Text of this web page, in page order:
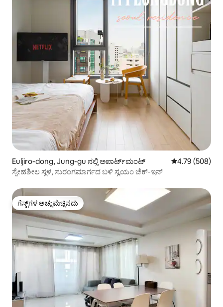
Euljiro-dong, Jung-gu ನಲ್ಲಿ ಅಪಾರ್ಟ್‌ಮಂಟ್ 5 ರಲ್ಲಿ 4.79
4.79 (508)
ಸ್ನೇಹಶೀಲ ಸ್ಥಳ, ಸುರಂಗಮಾರ್ಗದ ಬಳಿ ಸ್ವಯಂ ಚೆಕ್-ಇನ್
ಗೆಸ್ಟ್‌ಗಳ ಅಚ್ಚುಮೆಚ್ಚಿನದು
ಗೆಸ್ಟ್‌ಗಳ ಅಚ್ಚುಮೆಚ್ಚಿನದು